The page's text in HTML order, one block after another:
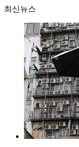
최신뉴스